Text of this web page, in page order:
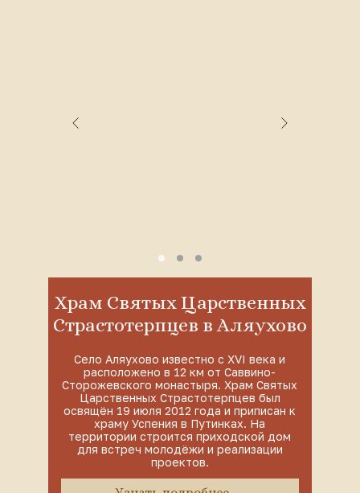
Храм Святых Царственных
Страстотерпцев в Аляухово
Село Аляухово известно с XVI века и
расположено в 12 км от Саввино-
Сторожевского монастыря. Храм Святых
Царственных Страстотерпцев был
освящён 19 июля 2012 года и приписан к
храму Успения в Путинках. На
территории строится приходской дом
для встреч молодёжи и реализации
проектов.